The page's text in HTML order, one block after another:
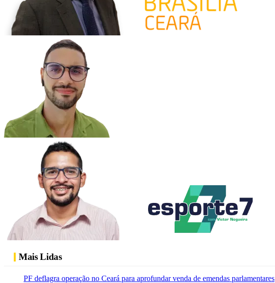
Mais Lidas
PF deflagra operação no Ceará para aprofundar venda de emendas parlamentares